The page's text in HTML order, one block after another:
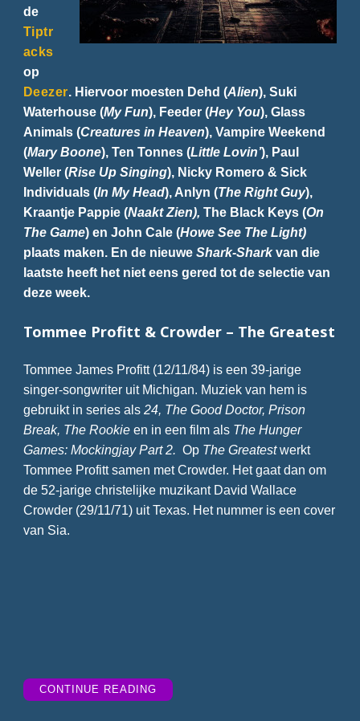
de
Tiptr
acks
op
Deezer. Hiervoor moesten Dehd (Alien), Suki
Waterhouse (My Fun), Feeder (Hey You), Glass
Animals (Creatures in Heaven), Vampire Weekend
(Mary Boone), Ten Tonnes (Little Lovin’), Paul
Weller (Rise Up Singing), Nicky Romero & Sick
Individuals (In My Head), Anlyn (The Right Guy),
Kraantje Pappie (Naakt Zien), The Black Keys (On
The Game) en John Cale (Howe See The Light)
plaats maken. En de nieuwe Shark-Sharkvan die
laatste heeft het niet eens gered tot de selectie van
deze week.
Tommee Profitt & Crowder – The Greatest
Tommee James Profitt (12/11/84) is een 39-jarige
singer-songwriter uit Michigan. Muziek van hem is
gebruikt in series als 24, The Good Doctor, Prison
Break, The Rookie en in een film als The Hunger
Games: Mockingjay Part 2. Op The Greatestwerkt
Tommee Profitt samen met Crowder. Het gaat dan om
de 52-jarige christelijke muzikant David Wallace
Crowder (29/11/71) uit Texas. Het nummer is een cover
van Sia.
CONTINUE READING“TIPTRACKS
WEEK